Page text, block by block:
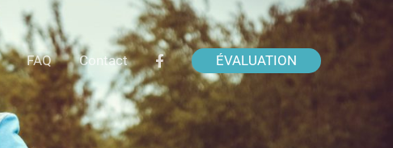
FAQ Contact ÉVALUATION